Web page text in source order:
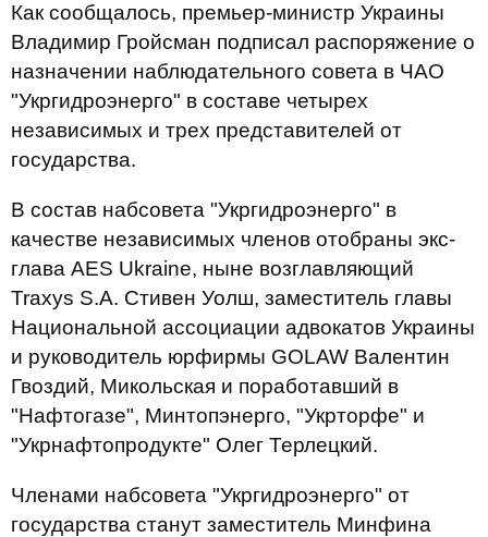
Как сообщалось, премьер-министр Украины
Владимир Гройсман подписал распоряжение о
назначении наблюдательного совета в ЧАО
"Укргидроэнерго" в составе четырех
независимых и трех представителей от
государства.
В состав набсовета "Укргидроэнерго" в
качестве независимых членов отобраны экс-
глава AES Ukraine, ныне возглавляющий
Traxys S.A. Стивен Уолш, заместитель главы
Национальной ассоциации адвокатов Украины
и руководитель юрфирмы GOLAW Валентин
Гвоздий, Микольская и поработавший в
"Нафтогазе", Минтопэнерго, "Укрторфе" и
"Укрнафтопродукте" Олег Терлецкий.
Членами набсовета "Укргидроэнерго" от
государства станут заместитель Минфина